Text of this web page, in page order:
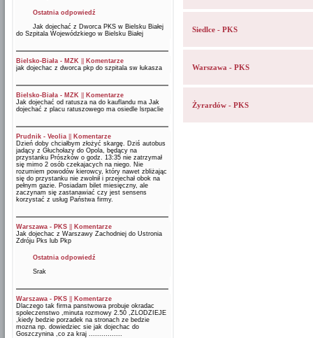
Ostatnia odpowiedź
Jak dojechać z Dworca PKS w Bielsku Białej
do Szpitala Wojewódzkiego w Bielsku Białej
Bielsko-Biała - MZK
Komentarze
jak dojechac z dworca pkp do szpitala sw łukasza
Bielsko-Biała - MZK
Komentarze
Jak dojechać od ratusza na do kauflandu ma Jak
dojechać z placu ratuszowego ma osiedle lsrpaclie
Prudnik - Veolia
Komentarze
Dzień doby chciałbym złożyć skargę. Dziś autobus
jadący z Głuchołazy do Opola, będący na
przystanku Prószków o godz. 13:35 nie zatrzymał
się mimo 2 osób czekajacych na niego. Nie
rozumiem powodów kierowcy, który nawet zbliżając
się do przystanku nie zwolnił i przejechał obok na
pełnym gazie. Posiadam bilet miesięczny, ale
zaczynam się zastanawiać czy jest sensens
korzystać z usług Państwa firmy.
Warszawa - PKS
Komentarze
Jak dojechac z Warszawy Zachodniej do Ustronia
Zdróju Pks lub Pkp
Ostatnia odpowiedź
Srak
Warszawa - PKS
Komentarze
Dlaczego tak firma panstwowa probuje okradac
spoleczenstwo ,minuta rozmowy 2.50 ,ZLODZIEJE
,kiedy bedzie porzadek na stronach ze bedzie
mozna np. dowiedziec sie jak dojechac do
Goszczynina ,co za kraj ................
Siedlce - PKS
Warszawa - PKS
Żyrardów - PKS